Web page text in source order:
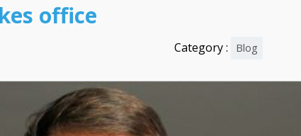
office
Category : Blog